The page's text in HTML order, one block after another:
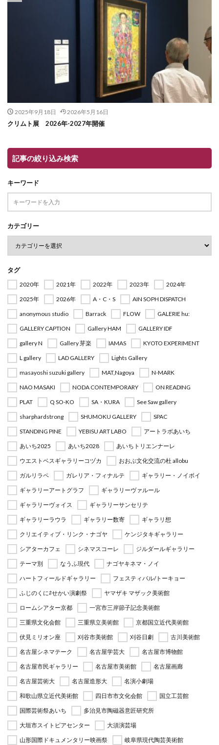
2025年9月18日 2026年5月16日
クリムト展 2026年-2027年開催
記事の絞り込み検索
キーワード
カテゴリー
タグ
2020年 2021年 2022年 2023年
2024年
2025年
2026年 A・C・S
AIN SOPH DISPATCH
anonymous studio
Barrack FLOW
GALERIE hu:
GALLERY CAPTION
Gallery HAM
GALLERY IDF
gallery N
Gallery 芽楽 IAMAS
KYOTO EXPERIMENT
L gallery
LAD GALLERY
Lights Gallery
masayoshi suzuki gallery
MAT,Nagoya
N-MARK
NAO MASAKI
NODA CONTEMPORARY
ON READING
PLAT
Q SO-KO SA・KURA
See Saw gallery
sharphardstrong
SHUMOKU GALLERY
SPAC
STANDING PINE
YEBISU ART LABO
アートラボあいち
あいち2025
あいち2028
あいちトリエンナーレ
ウエストベスギャラリーコヅカ
おおぶ文化交流の杜 allobu
ガルリラペ
ガレリア・フィナルテ
ギャラリー・ノイボイ
ギャラリーアートグラフ
ギャラリーヴァルール
ギャラリーヴォイス
ギャラリーサンセリテ
ギャラリーラウラ
ギャラリー数寄
ギャラリ想
クリエイティブ・リンク・ナゴヤ
ケンジタキギャラリー
シアターカフェ
シネマスコーレ
ジルダールギャラリー
テーマ別
なうふ現代
ナゴヤキネマ・ノイ
ハートフィールドギャラリー
フェスティバル/トーキョー
ふじのくに⇄せかい演劇祭
ヤマザキ マザック美術館
ロームシアター京都
一宮市三岸節子記念美術館
三重県文化会館
三重県立美術館
京都国立近代美術館
伏見ミリオン座
刈谷市美術館 刈谷日劇
古川美術館
名古屋シネマテーク
名古屋学芸大
名古屋市博物館
名古屋市民ギャラリー
名古屋市美術館
名古屋画廊
名古屋芸術大
名古屋造形大
名演小劇場
和歌山県立近代美術館
四日市市文化会館
国立工芸館
国際芸術祭あいち
多治見市陶磁器意匠研究所
大垣市スイトピアセンター
大須演芸場
山形国際ドキュメンタリー映画祭
岐阜県現代陶芸美術館